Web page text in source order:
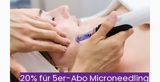
20% für 5er-Abo Microneedling